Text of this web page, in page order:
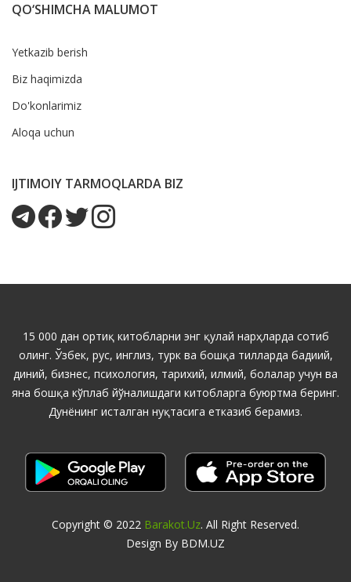
QO‘SHIMCHA MALUMOT
Yetkazib berish
Biz haqimizda
Do'konlarimiz
Aloqa uchun
IJTIMOIY TARMOQLARDA BIZ
15 000 дан ортиқ китобларни энг қулай нарҳларда сотиб
олинг. Ўзбек, рус, инглиз, турк ва бошқа тилларда бадиий,
диний, бизнес, психология, тарихий, илмий, болалар учун ва
яна бошқа кўплаб йўналишдаги китобларга буюртма беринг.
Дунёнинг исталган нуқтасига етказиб берамиз.
Copyright © 2022 Barakot.uz. All Right Reserved.
Design By BDM.UZ